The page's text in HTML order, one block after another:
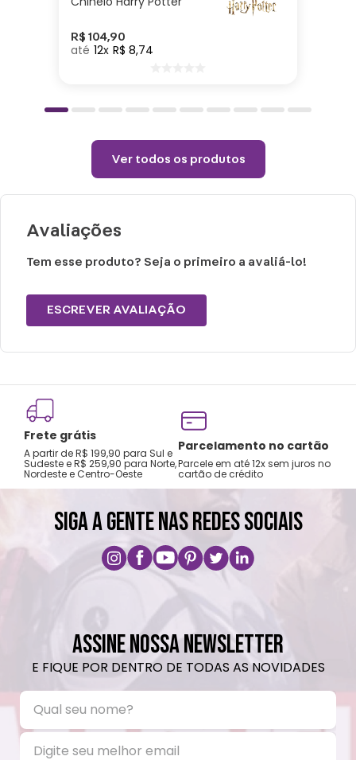
Lavar com água, esponja macia e
detergente neutro.
Não vai ao micro-ondas, nem à lava-
Não utilizar químicos e abrasivos.
quebrar o produto, pois trata-se de um
produto de cerâmica.
R$ 104,90
12 R$ 8,74
Ver todos os produtos
Avaliações
Tem esse produto? Seja o primeiro a avaliá-lo!
ESCREVER AVALIAÇÃO
Frete grátis
A partir de R$ 199,90 para Sul e
Sudeste e R$ 259,90 para Norte,
Nordeste e Centro-Oeste
Parcelamento no cartão
Parcele em até 12x sem juros no
cartão de crédito
SIGA A GENTE NAS REDES SOCIAIS
ASSINE NOSSA NEWSLETTER
E FIQUE POR DENTRO DE TODAS AS NOVIDADES